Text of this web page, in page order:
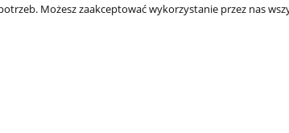
Kontakt
Możesz zaakceptować wykorzystanie przez nas